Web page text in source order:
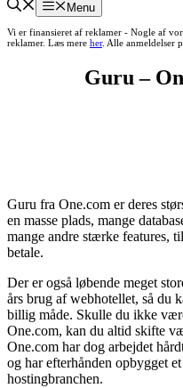
Menu
Vi er finansieret af reklamer - Nogle af
reklamer. Læs mere her. Alle anmeldelser
Guru –
Guru fra One.com er deres
en masse plads, mange
mange andre stærke features,
betale.
Der er også løbende meget
års brug af webhotellet, så du
billig måde. Skulle du ikke
One.com, kan du altid skifte
One.com har dog arbejdet
og har efterhånden opbygget
hostingbranchen.